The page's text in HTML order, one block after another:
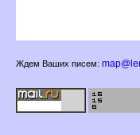
Ждем Ваших писем: